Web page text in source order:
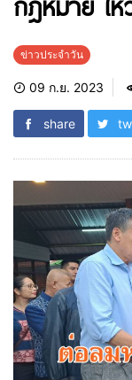
ข่าวประจำวัน
09 ก.ย. 2023
share